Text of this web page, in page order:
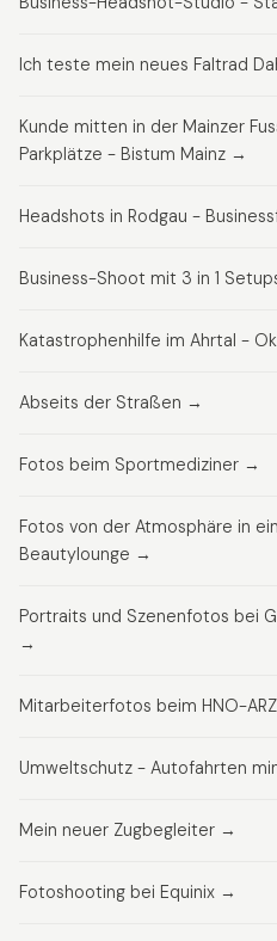
Ich teste mein neues Faltrad
Kunde mitten in der Mainzer
Parkplätze - Bistum Mainz →
Headshots in Rodgau -
Business-Shoot mit 3 in 1
Katastrophenhilfe im Ahrtal -
Abseits der Straßen →
Fotos beim Sportmediziner →
Fotos von der Atmosphäre in
Beautylounge →
Portraits und Szenenfotos bei
→
Mitarbeiterfotos beim HNO-
Umweltschutz - Autofahrten
Mein neuer Zugbegleiter →
Fotoshooting bei Equinix →